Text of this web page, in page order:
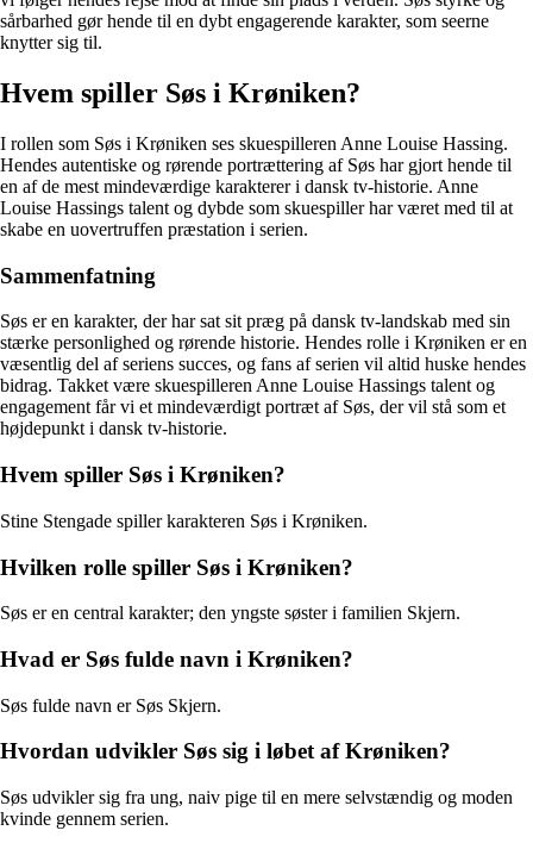
sårbarhed gør hende til en dybt engagerende karakter, som seerne
knytter sig til.
Hvem spiller Søs i Krøniken?
I rollen som Søs i Krøniken ses skuespilleren Anne Louise Hassing.
Hendes autentiske og rørende portrættering af Søs har gjort hende til
en af de mest mindeværdige karakterer i dansk tv-historie. Anne
Louise Hassings talent og dybde som skuespiller har været med til at
skabe en uovertruffen præstation i serien.
Sammenfatning
Søs er en karakter, der har sat sit præg på dansk tv-landskab med sin
stærke personlighed og rørende historie. Hendes rolle i Krøniken er en
væsentlig del af seriens succes, og fans af serien vil altid huske hendes
bidrag. Takket være skuespilleren Anne Louise Hassings talent og
engagement får vi et mindeværdigt portræt af Søs, der vil stå som et
højdepunkt i dansk tv-historie.
Hvem spiller Søs i Krøniken?
Stine Stengade spiller karakteren Søs i Krøniken.
Hvilken rolle spiller Søs i Krøniken?
Søs er en central karakter; den yngste søster i familien Skjern.
Hvad er Søs fulde navn i Krøniken?
Søs fulde navn er Søs Skjern.
Hvordan udvikler Søs sig i løbet af Krøniken?
Søs udvikler sig fra ung, naiv pige til en mere selvstændig og moden
kvinde gennem serien.